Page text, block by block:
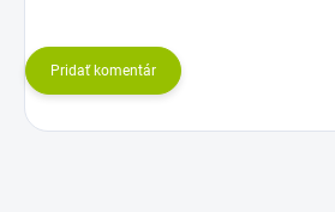
Pridať komentár